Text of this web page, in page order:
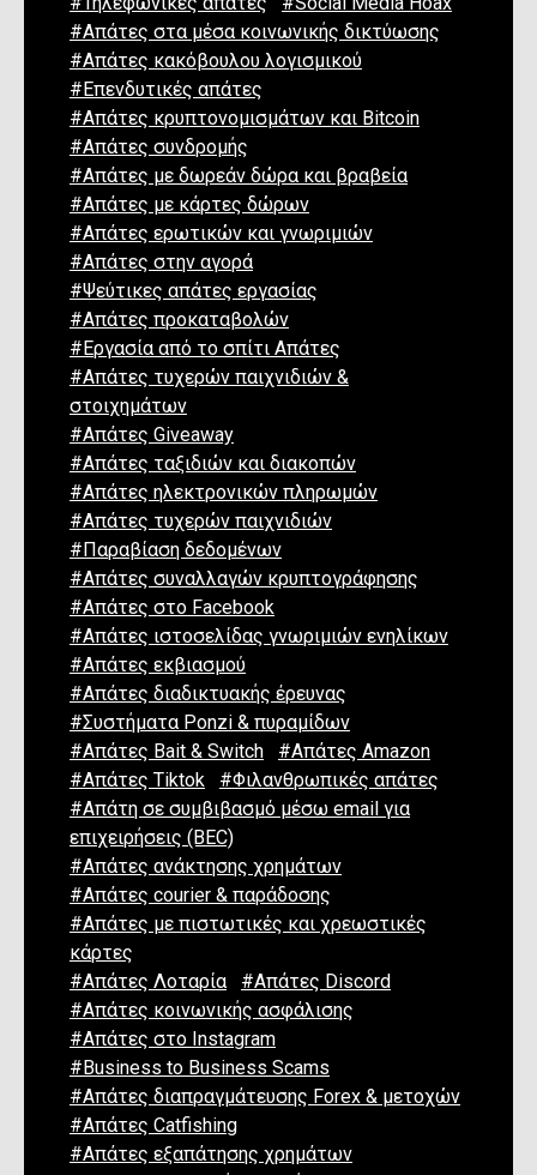
#Απάτες στα μέσα κοινωνικής δικτύωσης
#Απάτες κακόβουλου λογισμικού
#Επενδυτικές απάτες
#Απάτες κρυπτονομισμάτων και Bitcoin
#Απάτες συνδρομής
#Απάτες με δωρεάν δώρα και βραβεία
#Απάτες με κάρτες δώρων
#Απάτες ερωτικών και γνωριμιών
#Απάτες στην αγορά
#Ψεύτικες απάτες εργασίας
#Απάτες προκαταβολών
#Εργασία από το σπίτι Απάτες
#Απάτες τυχερών παιχνιδιών &
στοιχημάτων
#Απάτες Giveaway
#Απάτες ταξιδιών και διακοπών
#Απάτες ηλεκτρονικών πληρωμών
#Απάτες τυχερών παιχνιδιών
#Παραβίαση δεδομένων
#Απάτες συναλλαγών κρυπτογράφησης
#Απάτες στο Facebook
#Απάτες ιστοσελίδας γνωριμιών ενηλίκων
#Απάτες εκβιασμού
#Απάτες διαδικτυακής έρευνας
#Συστήματα Ponzi & πυραμίδων
#Απάτες Bait & Switch
#Απάτες Amazon
#Απάτες Tiktok
#Φιλανθρωπικές απάτες
#Απάτη σε συμβιβασμό μέσω email για
επιχειρήσεις (BEC)
#Απάτες ανάκτησης χρημάτων
#Απάτες courier & παράδοσης
#Απάτες με πιστωτικές και χρεωστικές
κάρτες
#Απάτες Λοταρία
#Απάτες Discord
#Απάτες κοινωνικής ασφάλισης
#Απάτες στο Instagram
#Business to Business Scams
#Απάτες διαπραγμάτευσης Forex & μετοχών
#Απάτες Catfishing
#Απάτες εξαπάτησης χρημάτων